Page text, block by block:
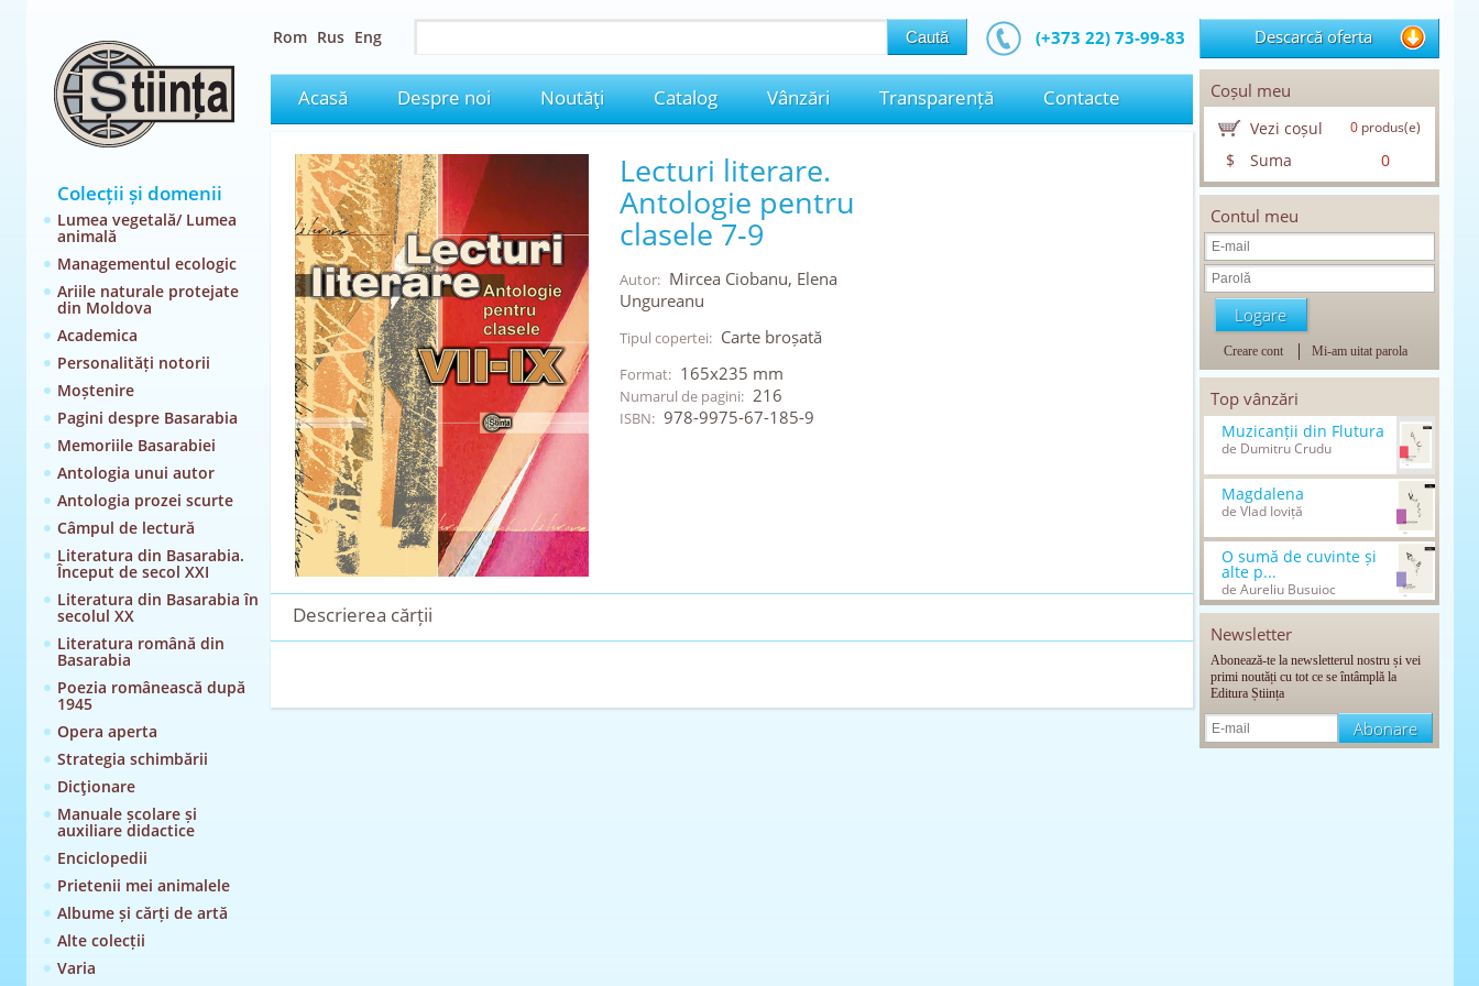
Colecții și domenii
Lumea vegetală/ Lumea
animală
Managementul ecologic
Ariile naturale protejate
din Moldova
Academica
Personalități notorii
Moștenire
Pagini despre Basarabia
Memoriile Basarabiei
Antologia unui autor
Antologia prozei scurte
Câmpul de lectură
Literatura din Basarabia.
Început de secol XXI
Literatura din Basarabia în
secolul XX
Literatura română din
Basarabia
Poezia românească după
1945
Opera aperta
Strategia schimbării
Dicţionare
Manuale școlare și
auxiliare didactice
Enciclopedii
Prietenii mei animalele
Albume și cărți de artă
Alte colecții
Varia
Rom Rus Eng (+373 22) 73-99-83
Acasă Despre noi Noutăţi Catalog Vânzări Transparență Contacte
Lecturi literare.
Antologie pentru
clasele 7-9
Autor: Mircea Ciobanu, Elena
Ungureanu
Tipul copertei: Carte broșată
Format: 165x235 mm
Numarul de pagini: 216
ISBN: 978-9975-67-185-9
Descrierea cărții
Descarcă oferta
Coșul meu
Vezi coșul 0produs(e)
$ Suma 0
Contul meu
Creare cont Mi-am uitat parola
Top vânzări
Muzicanții din Flutura
de Dumitru Crudu
Magdalena
de Vlad Ioviță
O sumă de cuvinte și
alte p...
de Aureliu Busuioc
Newsletter
Abonează-te la newsletterul nostru și vei
primi noutăți cu tot ce se întâmplă la
Editura Știința